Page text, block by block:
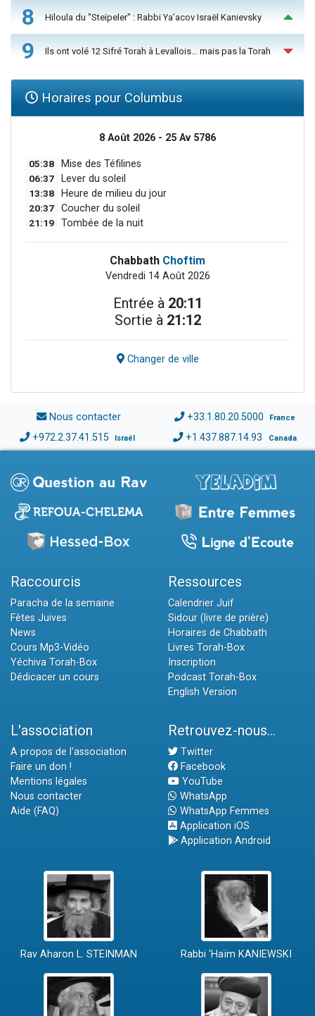
8 Hiloula du "Steïpeler" : Rabbi Ya’acov Israël Kanievsky
9 Ils ont volé 12 Sifré Torah à Levallois… mais pas la Torah
Horaires pour Columbus
8 Août 2026 - 25 Av 5786
05:38 Mise des Téfilines
06:37 Lever du soleil
13:38 Heure de milieu du jour
20:37 Coucher du soleil
21:19 Tombée de la nuit
Chabbath Choftim
Vendredi 14 Août 2026
Entrée à 20:11
Sortie à 21:12
Changer de ville
Nous contacter +33.1.80.20.5000 France
+972.2.37.41.515 Israël +1.437.887.14.93 Canada
Raccourcis
Paracha de la semaine
Fêtes Juives
News
Cours Mp3-Vidéo
Yéchiva Torah-Box
Dédicacer un cours
Ressources
Calendrier Juif
Sidour (livre de prière)
Horaires de Chabbath
Livres Torah-Box
Inscription
Podcast Torah-Box
English Version
L'association
A propos de l'association
Faire un don !
Mentions légales
Nous contacter
Aide (FAQ)
Retrouvez-nous...
Twitter
Facebook
YouTube
WhatsApp
WhatsApp Femmes
Application iOS
Application Android
Rav Aharon L. STEINMAN Rabbi 'Haïm KANIEWSKI